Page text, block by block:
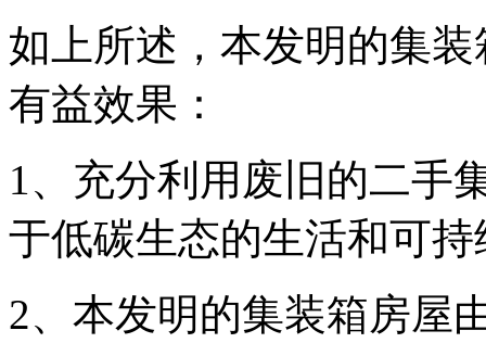
如上所述，本发明的集
有益效果：
1、充分利用废旧的二手
于低碳生态的生活和可
2、本发明的集装箱房屋